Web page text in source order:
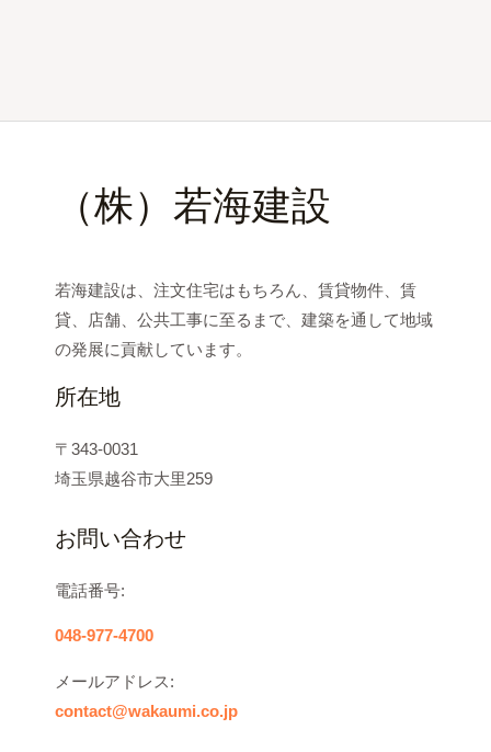
（株）若海建設
若海建設は、注文住宅はもちろん、賃貸物件、賃
貸、店舗、公共工事に至るまで、建築を通して地域
の発展に貢献しています。
所在地
〒343-0031
埼玉県越谷市大里259
お問い合わせ
電話番号:
048-977-4700
メールアドレス:
contact@wakaumi.co.jp